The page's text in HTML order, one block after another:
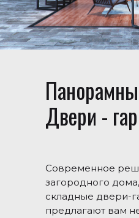
Двери -
Современное
загородного
складные двери-
предлагают вам